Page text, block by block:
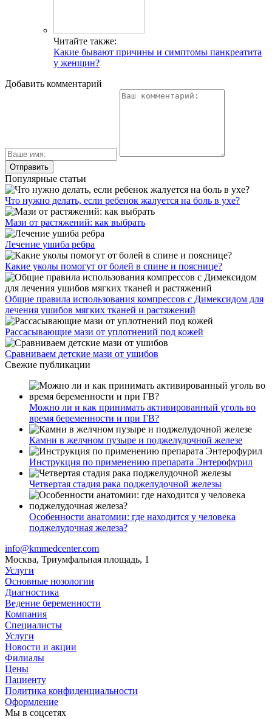
Читайте также:
Какие бывают причины и симптомы панкреатита
у женщин?
Добавить комментарий
Популярные статьи
Что нужно делать, если ребенок жалуется на боль в ухе?
Мази от растяжений: как выбрать
Лечение ушиба ребра
Какие уколы помогут от болей в спине и пояснице?
Общие правила использования компрессов с Димексидом для
лечения ушибов мягких тканей и растяжений
Рассасывающие мази от уплотнений под кожей
Сравниваем детские мази от ушибов
Свежие публикации
Можно ли и как принимать активированный уголь во
время беременности и при ГВ?
Камни в желчном пузыре и поджелудочной железе
Инструкция по применению препарата Энтерофурил
Четвертая стадия рака поджелудочной железы
Особенности анатомии: где находится у человека
поджелудочная железа?
info@kmmedcenter.com
Москва, Триумфальная площадь, 1
Услуги
Основные нозологии
Диагностика
Ведение беременности
Компания
Специалисты
Услуги
Новости и акции
Филиалы
Цены
Пациенту
Политика конфиденциальности
Оформление
Мы в соцсетях